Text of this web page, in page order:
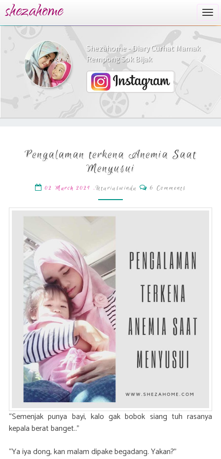
shezahome
Shezahome - Diary Curhat Mamak
Rempong Sok Bijak
terkena
Anemia
Saat
Menyusui
Pengalaman terkena Anemia Saat
Menyusui
02 March 2021 ,Utariaswinda Comments
6 Comments
“Semenjak punya bayi, kalo gak bobok siang tuh rasanya
kepala berat banget..”
“Ya iya dong, kan malam dipake begadang. Yakan?”